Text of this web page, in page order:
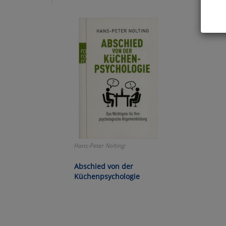
Hans-Peter Nolting:
Abschied von der
Küchenpsychologie